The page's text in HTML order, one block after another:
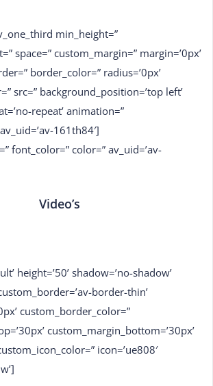
min_height=”
space=” custom_margin=” margin=’0px’
border_color=” radius=’0px’
src=” background_position=’top left’
repeat’ animation=”
161th84′]
font_color=” color=” av_uid=’av-
Video’s
height=’50’ shadow=’no-shadow’
border-thin’
custom_border_color=”
custom_margin_bottom=’30px’
icon=’ue808′